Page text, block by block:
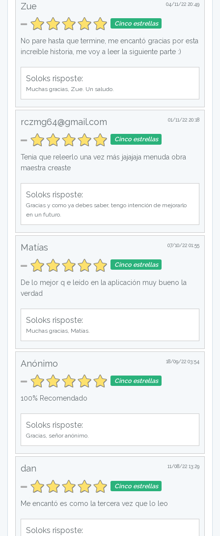
04/11/22 20:49
Zue
Cinco estrellas
No pare hasta que termine, me encantó gracias por esta
increíble historia, me voy a leer la siguiente parte :)
Soloks risposte:
Muchas gracias, Zue. Un saludo.
01/11/22 20:18
rczmg64@gmail.com
Cinco estrellas
Tenia que releerlo una vez más jajajaja menuda obra
maestra creaste
Soloks risposte:
Gracias y como ya debes saber, tengo intención de mejorarlo
en un futuro.
07/10/22 01:55
Matías
Cinco estrellas
De lo mejor q e leído en la aplicación muy bueno la
verdad
Soloks risposte:
Muchas gracias, Matías.
18/09/22 03:54
Anónimo
Cinco estrellas
100% Recomendado
Soloks risposte:
Gracias, señor anónimo.
11/08/22 13:29
dan
Cinco estrellas
Me encantó es como la tercera vez que lo leo
Soloks risposte: